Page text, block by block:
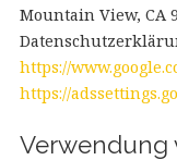
Mountain View, CA
https://
https://
Verwendung